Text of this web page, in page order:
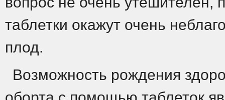
таблетки окажут очень
плод.
Возможность рождения